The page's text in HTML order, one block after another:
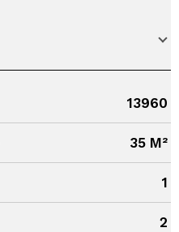
13960
35 M²
1
2